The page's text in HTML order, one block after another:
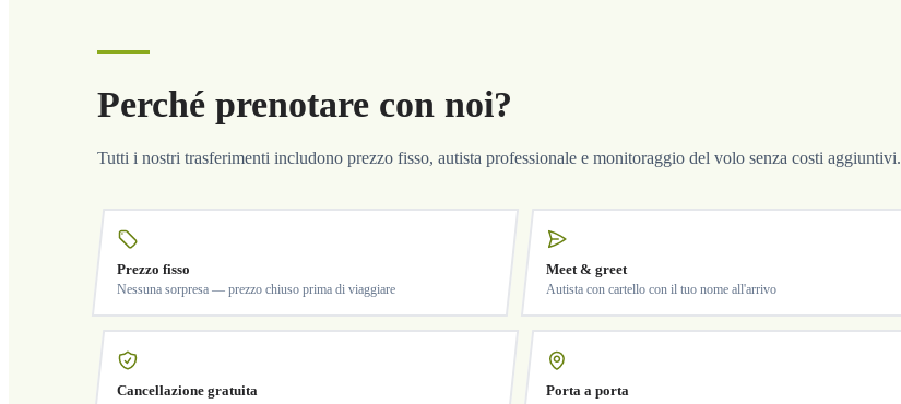
Perché prenotare con noi?
Tutti i nostri trasferimenti includono prezzo fisso, autista professionale e monitoraggio del volo senza costi aggiuntivi.
Prezzo fisso
Nessuna sorpresa — prezzo chiuso prima di viaggiare
Meet & greet
Autista con cartello con il tuo nome all'arrivo
Cancellazione gratuita Porta a porta